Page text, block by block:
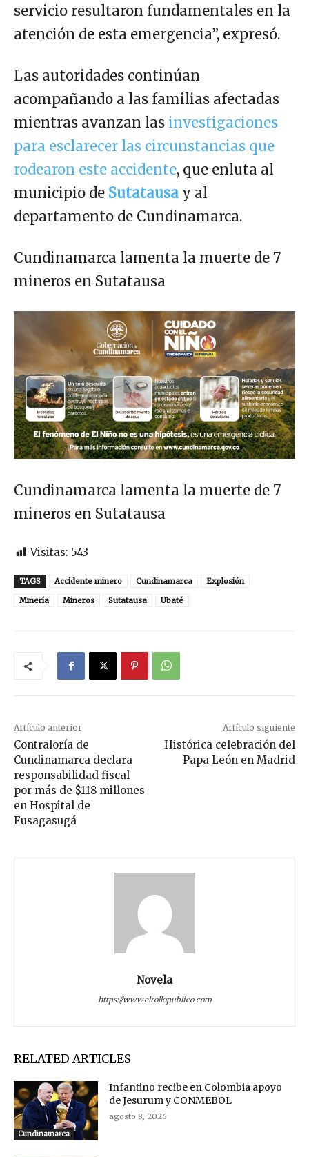
servicio resultaron fundamentales en la
atención de esta emergencia”, expresó.
Las autoridades continúan
acompañando a las familias afectadas
mientras avanzan las investigaciones
para esclarecer las circunstancias que
rodearon este accidente, que enluta al
municipio de Sutatausa y al
departamento de Cundinamarca.
Cundinamarca lamenta la muerte de 7
mineros en Sutatausa
Cundinamarca lamenta la muerte de 7
mineros en Sutatausa
Visitas: 543
TAGS Accidente minero Cundinamarca
Explosión
Minería
Mineros Sutatausa Ubaté
Artículo anterior
Contraloría de
Cundinamarca declara
responsabilidad fiscal
por más de $118 millones
en Hospital de
Fusagasugá
Artículo siguiente
Histórica celebración del
Papa León en Madrid
Novela
https://www.elrollopublico.com
RELATED ARTICLES
Cundinamarca
Infantino recibe en Colombia apoyo
de Jesurum y CONMEBOL
agosto 8, 2026